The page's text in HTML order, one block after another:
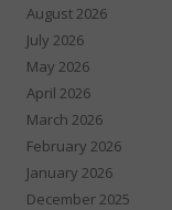
August 2026
July 2026
May 2026
April 2026
March 2026
February 2026
January 2026
December 2025